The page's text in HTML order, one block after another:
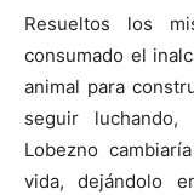
Resueltos los
consumado el
animal para
seguir
Lobezno
vida, dejándolo